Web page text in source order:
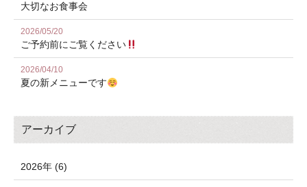
大切なお食事会
2026/05/20
ご予約前にご覧ください
2026/04/10
夏の新メニューです
アーカイブ
2026年 (6)